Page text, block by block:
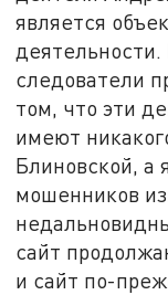
является
следователи
том, что эти
имеют
Блиновской, а
мошенников
сайт
и сайт по-